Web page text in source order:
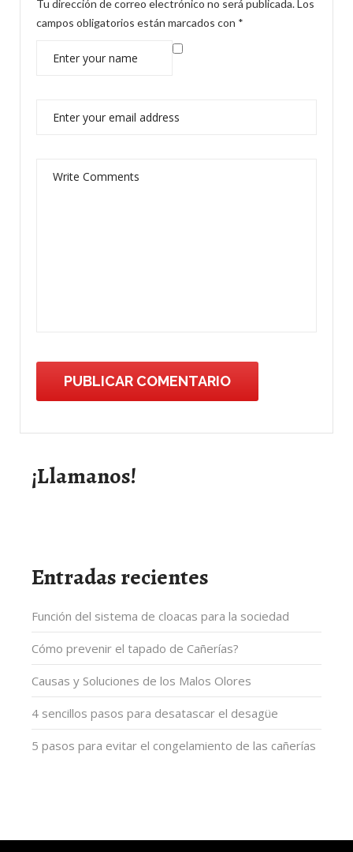
Tu dirección de correo electrónico no será publicada.Los
campos obligatorios están marcados con *
¡Llamanos!
Entradas recientes
Función del sistema de cloacas para la sociedad
Cómo prevenir el tapado de Cañerías?
Causas y Soluciones de los Malos Olores
4 sencillos pasos para desatascar el desagüe
5 pasos para evitar el congelamiento de las cañerías